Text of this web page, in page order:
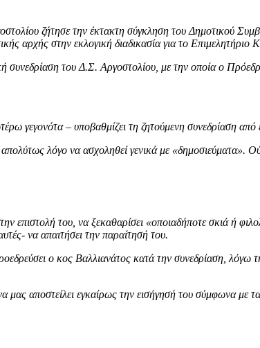
ζήτησε την έκτακτη σύγκληση του Δημοτικού
αρχής στην εκλογική διαδικασία για το Επιμελητήριο
συνεδρίαση του Δ.Σ. Αργοστολίου, με την οποία ο
γεγονότα – υποβαθμίζει τη ζητούμενη συνεδρίαση
λόγο να ασχοληθεί γενικά με «δημοσιεύματα».
επιστολή του, να ξεκαθαρίσει «οποιαδήποτε σκιά ή
να απαιτήσει την παραίτησή του.
ο κος Βαλλιανάτος κατά την συνεδρίαση, λόγω
μας αποστείλει εγκαίρως την εισήγησή του σύμφωνα με